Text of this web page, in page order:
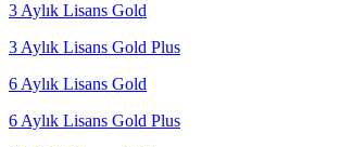
3 Aylık Lisans Gold
3 Aylık Lisans Gold Plus
6 Aylık Lisans Gold
6 Aylık Lisans Gold Plus